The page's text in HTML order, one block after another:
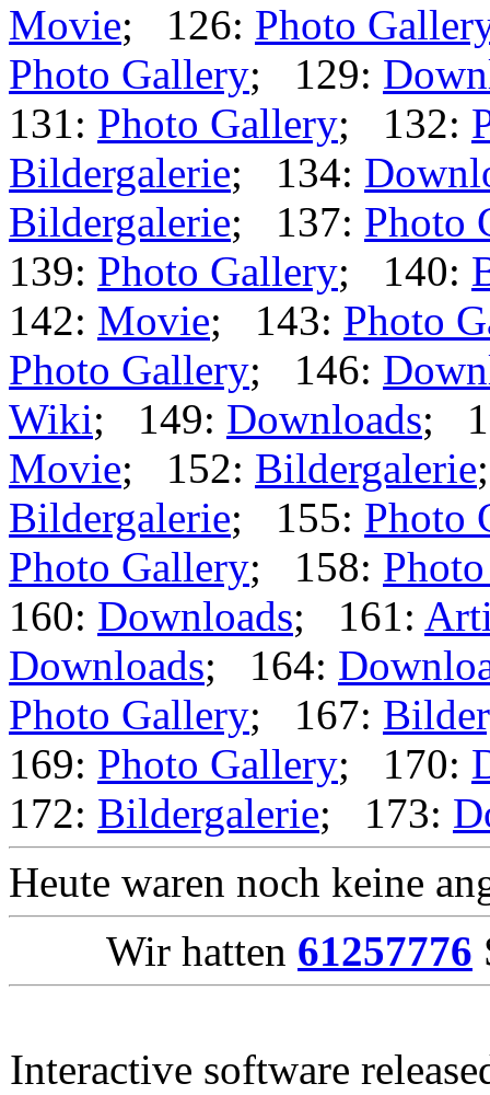
Movie; 126: Photo
Photo Gallery; 129:
131: Photo Gallery; 132:
Bildergalerie; 134:
Bildergalerie; 137: Photo
139: Photo Gallery; 140:
142: Movie; 143: Photo
Photo Gallery; 146:
Wiki; 149: Downloads;
Movie; 152: Bildergalerie
Bildergalerie; 155: Photo
Photo Gallery; 158:
160: Downloads; 161:
Downloads; 164:
Photo Gallery; 167:
169: Photo Gallery; 170:
172: Bildergalerie; 173:
Heute waren noch keine
Wir hatten 61257776
Interactive software